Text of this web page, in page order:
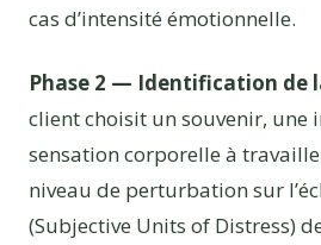
cas d’intensité émotionnelle.
Phase 2 — Identification de
client choisit un souvenir, une
sensation corporelle à
niveau de perturbation sur
(Subjective Units of Distress)